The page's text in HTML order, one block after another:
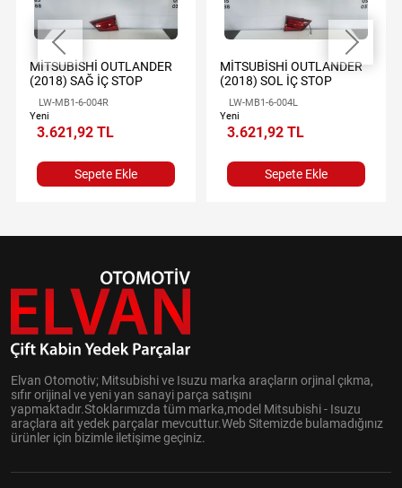
MİTSUBİSHİ OUTLANDER
(2018) SAĞ İÇ STOP
LW-MB1-6-004R
Yeni
3.621,92 TL
Sepete Ekle
MİTSUBİSHİ OUTLANDER
(2018) SOL İÇ STOP
LW-MB1-6-004L
Yeni
3.621,92 TL
Sepete Ekle
Elvan Otomotiv; Mitsubishi ve Isuzu marka araçların orjinal çıkma,
sıfır orijinal ve yeni yan sanayi parça satışını
yapmaktadır.Stoklarımızda tüm marka,model Mitsubishi - Isuzu
araçlara ait yedek parçalar mevcuttur.Web Sitemizde bulamadığınız
ürünler için bizimle iletişime geçiniz.